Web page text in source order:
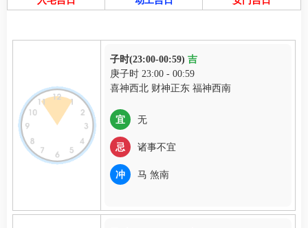
子时(23:00-00:59) 吉
庚子时 23:00 - 00:59
喜神西北 财神正东 福神西南
宜 无
忌 诸事不宜
冲 马 煞南